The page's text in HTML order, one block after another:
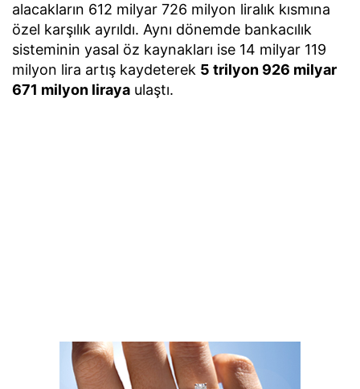
alacakların 612 milyar 726 milyon liralık kısmına
özel karşılık ayrıldı. Aynı dönemde bankacılık
sisteminin yasal öz kaynakları ise 14 milyar 119
milyon lira artış kaydeterek 5 trilyon 926 milyar
671 milyon liraya ulaştı.